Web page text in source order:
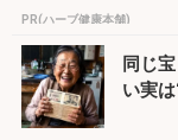
PR(ハーブ健康本舗)
同じ
い実